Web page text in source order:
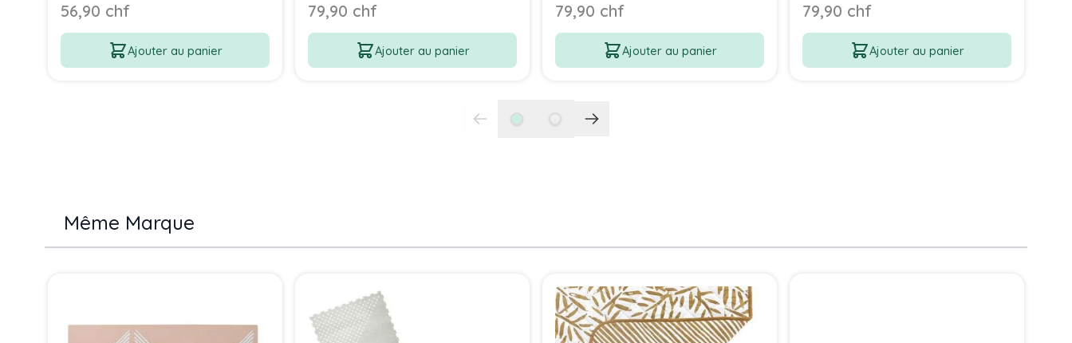
56,90 chf
Ajouter au panier
79,90 chf
Ajouter au panier
79,90 chf
Ajouter au panier
79,90 chf
Ajouter au panier
Même Marque